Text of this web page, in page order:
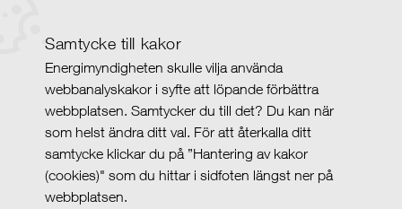
Samtycke till kakor
Energimyndigheten skulle vilja använda
webbanalyskakor i syfte att löpande förbättra
webbplatsen. Samtycker du till det? Du kan när
som helst ändra ditt val. För att återkalla ditt
samtycke klickar du på ”Hantering av kakor
(cookies)" som du hittar i sidfoten längst ner på
webbplatsen.